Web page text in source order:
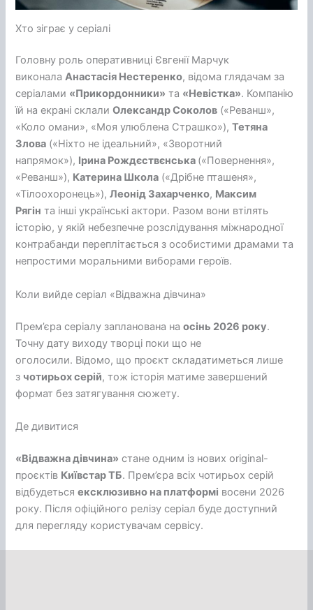
Хто зіграє у серіалі
Головну роль оперативниці Євгенії Марчук
виконалаАнастасія Нестеренко, відома глядачам за
серіалами «Прикордонники» та «Невістка». Компанію
їй на екрані склалиОлександр Соколов («Реванш»,
«Коло омани», «Моя улюблена Страшко»),Тетяна
Злова («Ніхто не ідеальний», «Зворотний
напрямок»), Ірина Рождєствєнська («Повернення»,
«Реванш»), Катерина Школа («Дрібне пташеня»,
«Тілоохоронець»),Леонід Захарченко, Максим
Рягін та інші українські актори. Разом вони втілять
історію, у якій небезпечне розслідування міжнародної
контрабанди переплітається з особистими драмами та
непростими моральними виборами героїв.
Коли вийде серіал «Відважна дівчина»
Прем’єра серіалу запланована наосінь 2026 року.
Точну дату виходу творці поки що не
оголосили. Відомо, що проєкт складатиметься лише
з чотирьох серій, тож історія матиме завершений
формат без затягування сюжету.
Де дивитися
«Відважна дівчина» стане одним із нових original-
проєктів Київстар ТБ. Прем’єра всіх чотирьох серій
відбудетьсяексклюзивно на платформі восени 2026
року. Після офіційного релізу серіал буде доступний
для перегляду користувачам сервісу.